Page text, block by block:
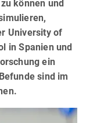
können und
University of
in Spanien und
ein
sind im